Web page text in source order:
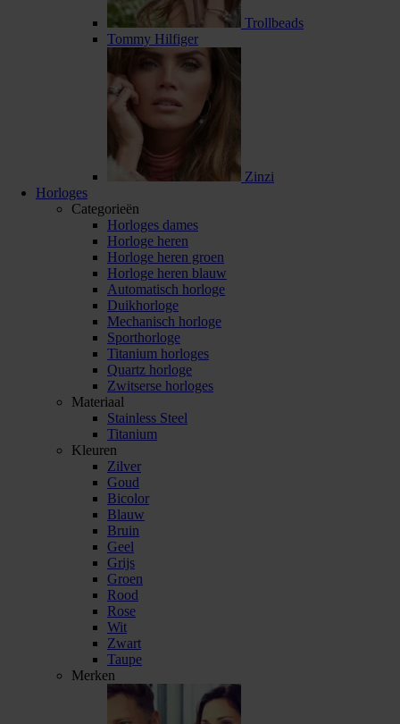
Trollbeads
Tommy Hilfiger
Zinzi
Horloges
Categorieën
Horloges dames
Horloge heren
Horloge heren groen
Horloge heren blauw
Automatisch horloge
Duikhorloge
Mechanisch horloge
Sporthorloge
Titanium horloges
Quartz horloge
Zwitserse horloges
Materiaal
Stainless Steel
Titanium
Kleuren
Zilver
Goud
Bicolor
Blauw
Bruin
Geel
Grijs
Groen
Rood
Rose
Wit
Zwart
Taupe
Merken